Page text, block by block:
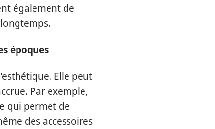
également de
époques
Elle peut
Par exemple,
qui permet de
des accessoires